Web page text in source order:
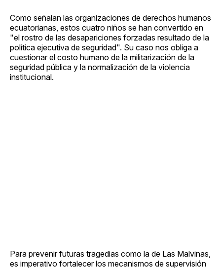
Como señalan las organizaciones de derechos humanos
ecuatorianas, estos cuatro niños se han convertido en
"el rostro de las desapariciones forzadas resultado de la
política ejecutiva de seguridad". Su caso nos obliga a
cuestionar el costo humano de la militarización de la
seguridad pública y la normalización de la violencia
institucional.
Para prevenir futuras tragedias como la de Las Malvinas,
es imperativo fortalecer los mecanismos de supervisión